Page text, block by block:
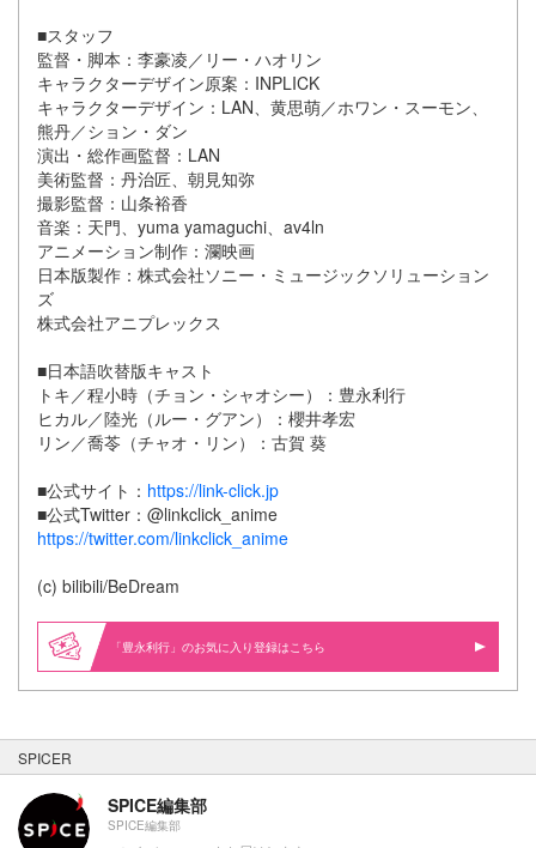
■スタッフ
監督・脚本：李豪凌／リー・ハオリン
キャラクターデザイン原案：INPLICK
キャラクターデザイン：LAN、黄思萌／ホワン・スーモン、
熊丹／ション・ダン
演出・総作画監督：LAN
美術監督：丹治匠、朝見知弥
撮影監督：山条裕香
音楽：天門、yuma yamaguchi、av4ln
アニメーション制作：瀾映画
日本版製作：株式会社ソニー・ミュージックソリューション
ズ
株式会社アニプレックス
■日本語吹替版キャスト
トキ／程小時（チョン・シャオシー）：豊永利行
ヒカル／陸光（ルー・グアン）：櫻井孝宏
リン／喬苓（チャオ・リン）：古賀 葵
■公式サイト： https://link-click.jp
■公式Twitter：@linkclick_anime
https://twitter.com/linkclick_anime
(c) bilibili/BeDream
「豊永利行」のお気に入り登録はこちら
SPICER
SPICE編集部
SPICE編集部